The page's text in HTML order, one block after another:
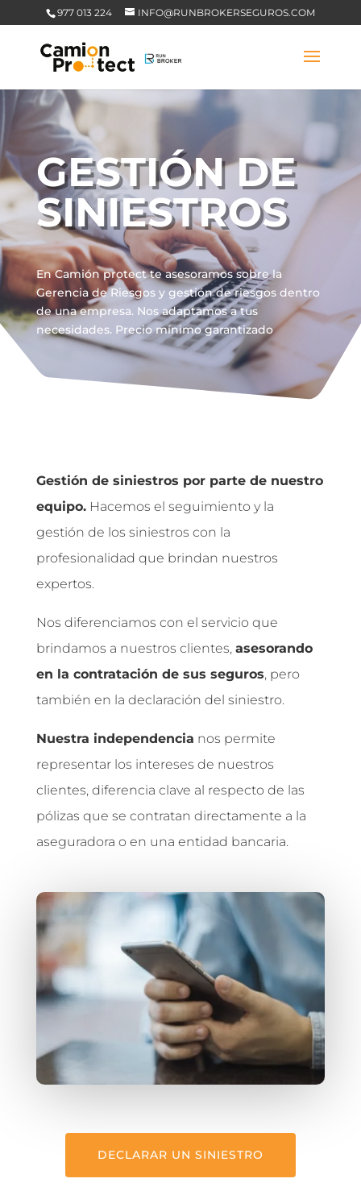
977 013 224 INFO@RUNBROKERSEGUROS.COM
GESTIÓN DE
SINIESTROS
En Camión protect te asesoramos sobre la
Gerencia de Riesgos y gestión de riesgos dentro
de una empresa. Nos adaptamos a tus
necesidades. Precio mínimo garantizado
Gestión de siniestros por parte de nuestro
equipo.Hacemos el seguimiento y la
gestión de los siniestros con la
profesionalidad que brindan nuestros
expertos.
Nos diferenciamos con el servicio que
brindamos a nuestros clientes, asesorando
en la contratación de sus seguros, pero
también en la declaración del siniestro.
Nuestra independencia nos permite
representar los intereses de nuestros
clientes, diferencia clave al respecto de las
pólizas que se contratan directamente a la
aseguradora o en una entidad bancaria.
DECLARAR UN SINIESTRO